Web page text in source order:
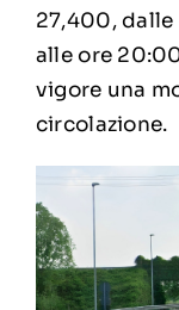
27,400,
alle ore
vigore una
circolazione.